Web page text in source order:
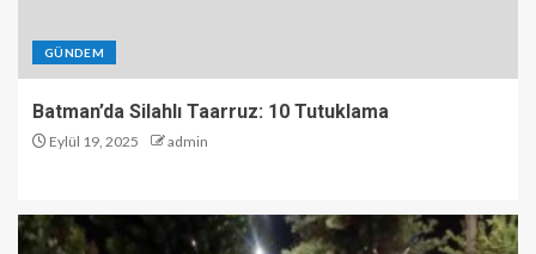
GÜNDEM
Batman’da Silahlı Taarruz: 10 Tutuklama
Eylül 19, 2025 admin